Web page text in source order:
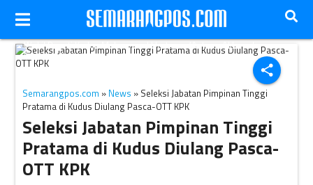
share
Wakil Bupati Kudus Muhammad Hartopo. (Antara-Akhmad
Nazaruddin Lathif)
Semarangpos.com » News » Seleksi Jabatan Pimpinan Tinggi
Pratama di Kudus Diulang Pasca-OTT KPK
Seleksi Jabatan Pimpinan Tinggi
Pratama di Kudus Diulang Pasca-
OTT KPK